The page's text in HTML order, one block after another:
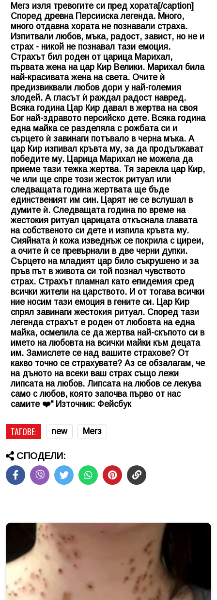
Мегз изля тревогите си пред хората[/caption]
Според древна Персииска легенда. Много,
много отдавна хората не познавали страха.
Изпитвали любов, мъка, радост, завист, но не и
страх - никой не познавал тази емоция.
Страхът бил роден от царица Марихал,
първата жена на цар Кир Велики. Марихал била
най-красивата жена на света. Очите ѝ
предизвиквали любов дори у най-големия
злодей. А гласът ѝ раждал радост навред.
Всяка година Цар Кир давал в жертва на своя
Бог най-здравото персийско дете. Всяка година
една майка се разделяла с рожбата си и
сърцето ѝ завинаги потъвало в черна мъка. А
цар Кир изпивал кръвта му, за да продължават
победите му. Царица Марихал не можела да
приеме тази тежка жертва. Тя зарекла цар Кир,
че или ще спре този жесток ритуал или
следващата година жертвата ще бъде
единственият им син. Царят не се вслушал в
думите ѝ. Следващата година по време на
жестокия ритуал царицата откъснала главата
на собственото си дете и изпила кръвта му.
Сияйната ѝ кожа изведнъж се покрила с циреи,
а очите ѝ се превърнали в две черни дупки.
Сърцето на младият цар било съкрушено и за
пръв път в живота си той познал чувството
страх. Страхът пламнал като епидемия сред
всички жители на царството. И от тогава всички
ние носим тази емоция в гените си. Цар Кир
спрял завинаги жестокия ритуал. Според тази
легенда страхът е роден от любовта на една
майка, осмелила се да жертва най-скъпото си в
името на любовта на всички майки към децата
им. Замислете се над вашите страхове? От
какво точно се страхувате? Аз се обзалагам, че
на дъното на всеки ваш страх също лежи
липсата на любов. Липсата на любов се лекува
само с любов, която започва първо от нас
самите ❤️" Източник: Фейсбук
ТАГОВЕ: new Мегз
СПОДЕЛИ: